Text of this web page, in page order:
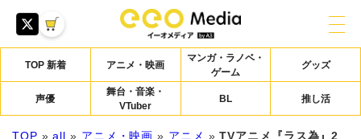
TOP 新着 アニメ・映画
マンガ・ラノベ・
ゲーム
グッズ
声優
舞台・音楽・
VTuber
BL 推し活
TOP »all » アニメ・映画 » アニメ »TVアニメ『ラス為』2